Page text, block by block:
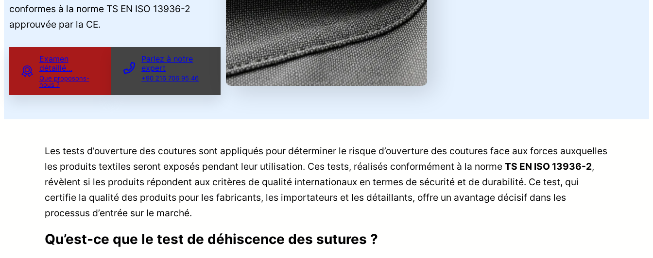
conformes à la norme TS EN ISO 13936-2
approuvée par la CE.
Examen
détaillé…
Que proposons-
nous ?
Parlez à notre
expert
+90 216 706 95 46
Les tests d’ouverture des coutures sont appliqués pour déterminer le risque d’ouverture des coutures face aux forces auxquelles
les produits textiles seront exposés pendant leur utilisation. Ces tests, réalisés conformément à la norme TS EN ISO 13936-2,
révèlent si les produits répondent aux critères de qualité internationaux en termes de sécurité et de durabilité. Ce test, qui
certifie la qualité des produits pour les fabricants, les importateurs et les détaillants, offre un avantage décisif dans les
processus d’entrée sur le marché.
Qu’est-ce que le test de déhiscence des sutures ?